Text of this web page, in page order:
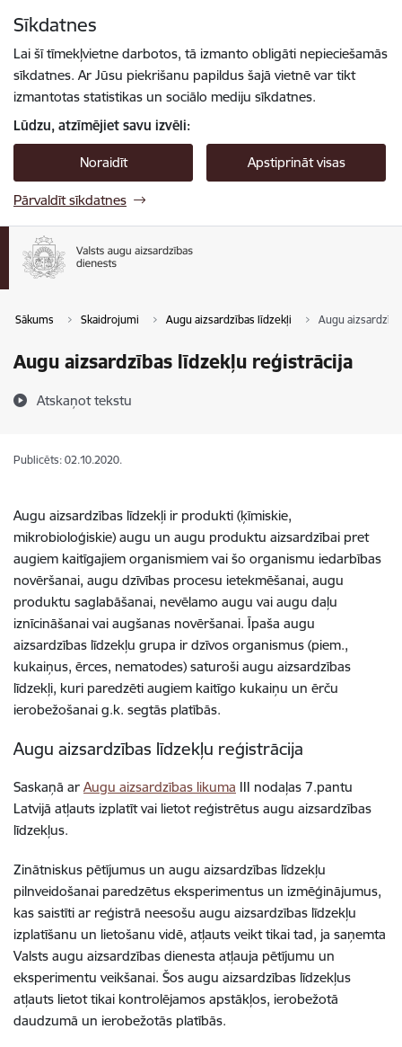
Sīkdatnes
Lai šī tīmekļvietne darbotos, tā izmanto obligāti nepieciešamās
sīkdatnes. Ar Jūsu piekrišanu papildus šajā vietnē var tikt
izmantotas statistikas un sociālo mediju sīkdatnes.
Lūdzu, atzīmējiet savu izvēli:
Noraidīt Apstiprināt visas
Pārvaldīt sīkdatnes
Sākums Skaidrojumi Augu aizsardzības līdzekļi Augu
Augu aizsardzības līdzekļu reģistrācija
Atskaņot tekstu
Publicēts: 02.10.2020.
Augu aizsardzības līdzekļi ir produkti (ķīmiskie,
mikrobioloģiskie) augu un augu produktu aizsardzībai pret
augiem kaitīgajiem organismiem vai šo organismu iedarbības
novēršanai, augu dzīvības procesu ietekmēšanai, augu
produktu saglabāšanai, nevēlamo augu vai augu daļu
iznīcināšanai vai augšanas novēršanai. Īpaša augu
aizsardzības līdzekļu grupa ir dzīvos organismus (piem.,
kukaiņus, ērces, nematodes) saturoši augu aizsardzības
līdzekļi, kuri paredzēti augiem kaitīgo kukaiņu un ērču
ierobežošanai g.k. segtās platībās.
Augu aizsardzības līdzekļu reģistrācija
Saskaņā ar Augu aizsardzības likuma III nodaļas 7.pantu
Latvijā atļauts izplatīt vai lietot reģistrētus augu aizsardzības
līdzekļus.
Zinātniskus pētījumus un augu aizsardzības līdzekļu
pilnveidošanai paredzētus eksperimentus un izmēģinājumus,
kas saistīti ar reģistrā neesošu augu aizsardzības līdzekļu
izplatīšanu un lietošanu vidē, atļauts veikt tikai tad, ja saņemta
Valsts augu aizsardzības dienesta atļauja pētījumu un
eksperimentu veikšanai. Šos augu aizsardzības līdzekļus
atļauts lietot tikai kontrolējamos apstākļos, ierobežotā
daudzumā un ierobežotās platībās.